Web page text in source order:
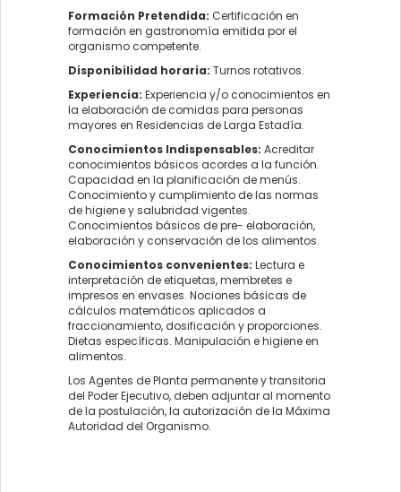
Formación Pretendida: Certificación en
formación en gastronomía emitida por el
organismo competente.
Disponibilidad horaria: Turnos rotativos.
Experiencia: Experiencia y/o conocimientos en
la elaboración de comidas para personas
mayores en Residencias de Larga Estadía.
Conocimientos Indispensables: Acreditar
conocimientos básicos acordes a la función.
Capacidad en la planificación de menús.
Conocimiento y cumplimiento de las normas
de higiene y salubridad vigentes.
Conocimientos básicos de pre- elaboración,
elaboración y conservación de los alimentos.
Conocimientos convenientes: Lectura e
interpretación de etiquetas, membretes e
impresos en envases. Nociones básicas de
cálculos matemáticos aplicados a
fraccionamiento, dosificación y proporciones.
Dietas específicas. Manipulación e higiene en
alimentos.
Los Agentes de Planta permanente y transitoria
del Poder Ejecutivo, deben adjuntar al momento
de la postulación, la autorización de la Máxima
Autoridad del Organismo.